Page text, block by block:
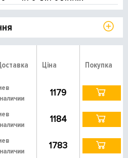
Ціна Покупка
1179
1184
1783